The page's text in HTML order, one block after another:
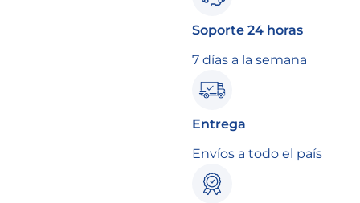
Soporte 24 horas
7 días a la semana
Entrega
Envíos a todo el país